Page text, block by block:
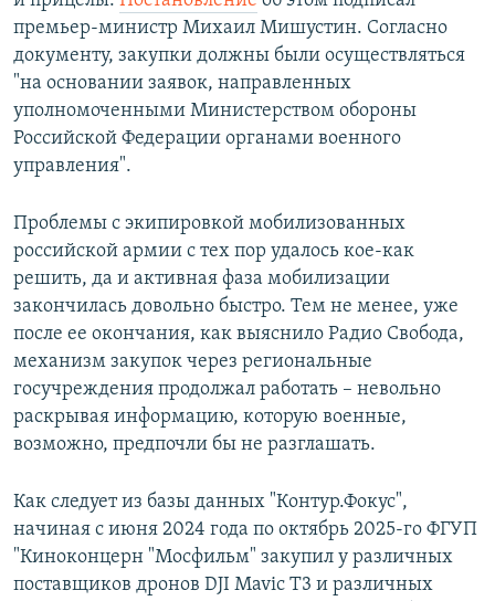
премьер-министр Михаил Мишустин. Согласно
документу, закупки должны были осуществляться
"на основании заявок, направленных
уполномоченными Министерством обороны
Российской Федерации органами военного
управления".
Проблемы с экипировкой мобилизованных
российской армии с тех пор удалось кое-как
решить, да и активная фаза мобилизации
закончилась довольно быстро. Тем не менее, уже
после ее окончания, как выяснило Радио Свобода,
механизм закупок через региональные
госучреждения продолжал работать – невольно
раскрывая информацию, которую военные,
возможно, предпочли бы не разглашать.
Как следует из базы данных "Контур.Фокус",
начиная с июня 2024 года по октябрь 2025-го ФГУП
"Киноконцерн "Мосфильм" закупил у различных
поставщиков дронов DJI Mavic T3 и различных